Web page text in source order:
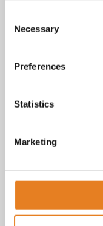
Selection
Necessary
Preferences
Statistics
Marketing